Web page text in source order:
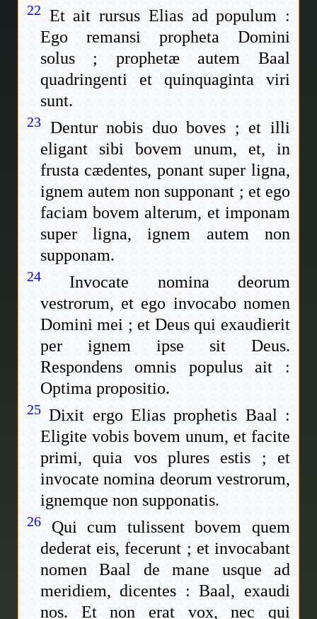
22 Et ait rursus Elias ad populum :
Ego remansi propheta Domini
solus ; prophetæ autem Baal
quadringenti et quinquaginta viri
sunt.
23 Dentur nobis duo boves ; et illi
eligant sibi bovem unum, et, in
frusta cædentes, ponant super ligna,
ignem autem non supponant ; et ego
faciam bovem alterum, et imponam
super ligna, ignem autem non
supponam.
24
Invocate nomina deorum
vestrorum, et ego invocabo nomen
Domini mei ; et Deus qui exaudierit
per ignem ipse sit Deus.
Respondens omnis populus ait :
Optima propositio.
25 Dixit ergo Elias prophetis Baal :
Eligite vobis bovem unum, et facite
primi, quia vos plures estis ; et
invocate nomina deorum vestrorum,
ignemque non supponatis.
26
Qui cum tulissent bovem quem
dederat eis, fecerunt ; et invocabant
nomen Baal de mane usque ad
meridiem, dicentes : Baal, exaudi
nos. Et non erat vox, nec qui